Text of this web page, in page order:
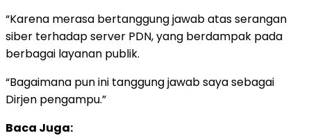
“Karena merasa bertanggung jawab atas serangan
siber terhadap server PDN, yang berdampak pada
berbagai layanan publik.
“Bagaimana pun ini tanggung jawab saya sebagai
Dirjen pengampu.”
Baca Juga: